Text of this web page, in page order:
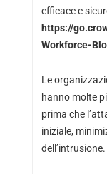
efficace e
https://
Workforce-
Le
hanno molte
prima che
iniziale,
dell’intrusione.